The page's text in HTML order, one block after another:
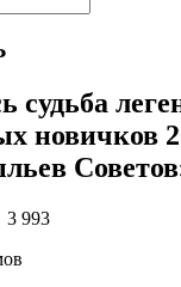
судьба
новичков
3 993